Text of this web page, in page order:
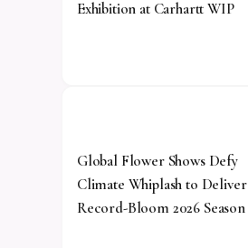
Exhibition at Carhartt WIP
Global Flower Shows Defy
Climate Whiplash to Deliver
Record-Bloom 2026 Season